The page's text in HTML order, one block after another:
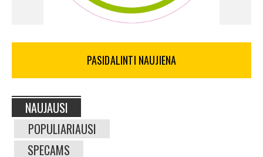
PASIDALINTI NAUJIENA
NAUJAUSI
POPULIARIAUSI
SPECAMS